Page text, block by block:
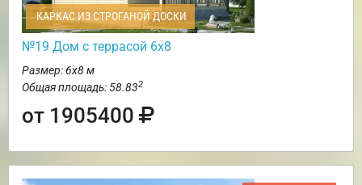
КАРКАС ИЗ СТРОГАНОЙ ДОСКИ
№19 Дом с террасой 6х8
Размер: 6х8 м
Общая площадь: 58.832
от 1905400